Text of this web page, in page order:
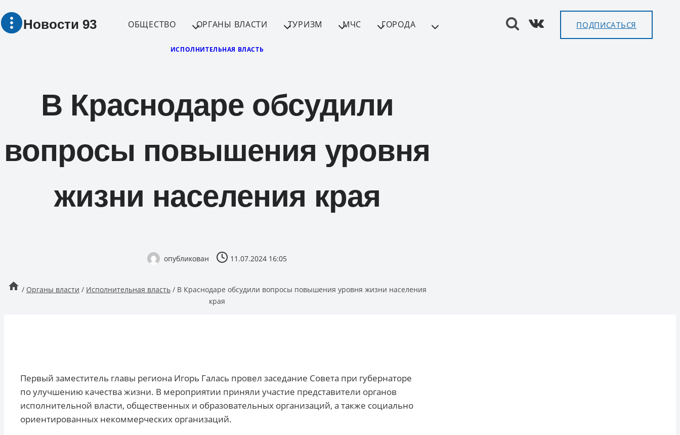
Перейти
Новости 93 ОБЩЕСТВО ОРГАНЫ ВЛАСТИ ТУРИЗМ МЧС ГОРОДА ПОДПИСАТЬСЯ
ИСПОЛНИТЕЛЬНАЯ ВЛАСТЬ
В Краснодаре обсудили
вопросы повышения уровня
жизни населения края
опубликован 11.07.2024 16:05
/ Органы власти / Исполнительная власть / В Краснодаре обсудили вопросы повышения уровня жизни населения
края
Первый заместитель главы региона Игорь Галась провел заседание Совета при губернаторе
по улучшению качества жизни. В мероприятии приняли участие представители органов
исполнительной власти, общественных и образовательных организаций, а также социально
ориентированных некоммерческих организаций.